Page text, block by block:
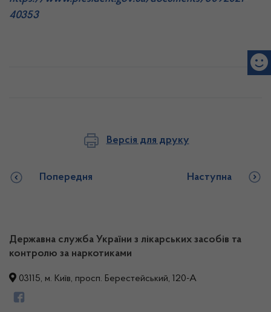
40353
Версія для друку
Попередня Наступна
Державна служба України з лікарських засобів та
контролю за наркотиками
03115, м. Київ, просп. Берестейський, 120-А